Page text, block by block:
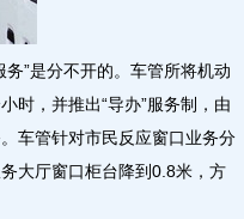
”是分不开的。车管所将机动
时，并推出“导办”服务制，由
车管针对市民反应窗口业务分
大厅窗口柜台降到0.8米，方